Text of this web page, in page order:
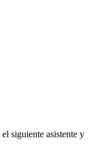
siguiente asistente y